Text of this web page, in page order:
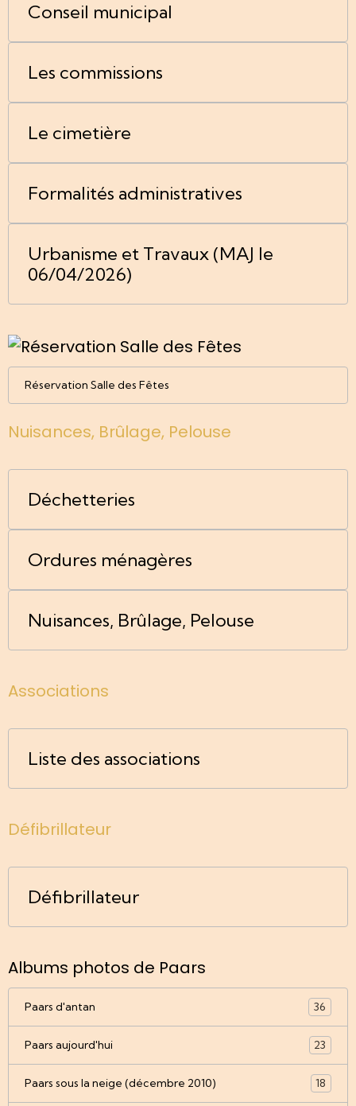
Conseil municipal
Les commissions
Le cimetière
Formalités administratives
Urbanisme et Travaux (MAJ le
06/04/2026)
Réservation Salle des Fêtes
Nuisances, Brûlage, Pelouse
Déchetteries
Ordures ménagères
Nuisances, Brûlage, Pelouse
Associations
Liste des associations
Défibrillateur
Défibrillateur
Albums photos de Paars
Paars d'antan 36
Paars aujourd'hui 23
Paars sous la neige (décembre 2010) 18